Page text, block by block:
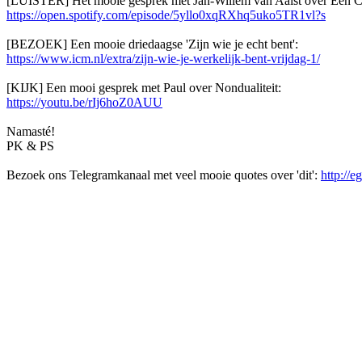
https://open.spotify.com/episode/5yllo0xqRXhq5uko5TR1vl?s
[BEZOEK] Een mooie driedaagse 'Zijn wie je echt bent':
https://www.icm.nl/extra/zijn-wie-je-werkelijk-bent-vrijdag-1/
[KIJK] Een mooi gesprek met Paul over Nondualiteit:
https://youtu.be/rIj6hoZ0AUU
Namasté!
PK & PS
Bezoek ons Telegramkanaal met veel mooie quotes over 'dit': http://